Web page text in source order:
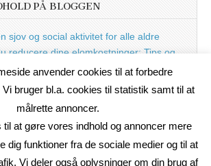
PÅ BLOGGEN
sjov og social aktivitet for alle aldre
reducere dine elomkostninger: Tips og
på elprisen
anvender cookies til at forbedre
bruger bl.a. cookies til statistik samt til at
målrette annoncer.
til at gøre vores indhold og annoncer mere
dig funktioner fra de sociale medier og til at
Vi deler også oplysninger om din brug af